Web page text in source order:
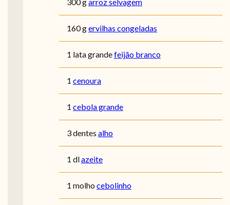
160 gervilhas congeladas
1 lata grandefeijão branco
1 cenoura
1 cebola grande
3 dentes alho
1 dlazeite
1 molho cebolinho